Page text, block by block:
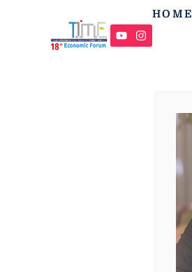
HOME